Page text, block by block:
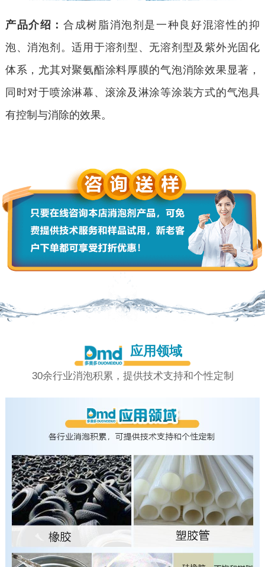
产品介绍：合成树脂消泡剂是一种良好混溶性的抑
泡、消泡剂。适用于溶剂型、无溶剂型及紫外光固化
体系，尤其对聚氨酯涂料厚膜的气泡消除效果显著，
同时对于喷涂淋幕、滚涂及淋涂等涂装方式的气泡具
有控制与消除的效果。
应用领域
30余行业消泡积累，提供技术支持和个性定制